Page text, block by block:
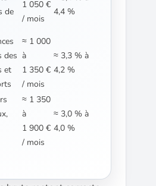
de
1 050 €
/ mois
4,4 %
des
et
≈ 1 000
à
1 350 €
/ mois
≈ 3,3 % à
4,2 %
≈ 1 350
à
1 900 €
/ mois
≈ 3,0 % à
4,0 %